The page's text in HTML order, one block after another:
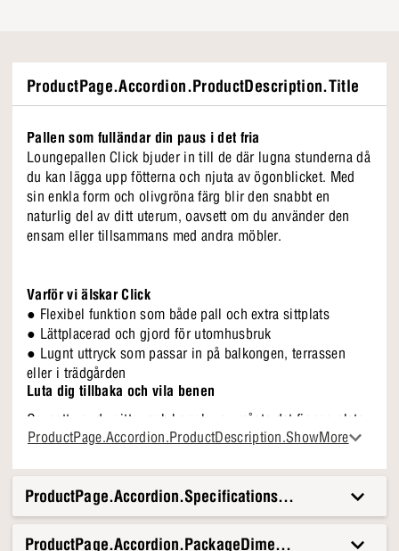
ProductPage.Accordion.ProductDescription.Title
Pallen som fulländar din paus i det fria
Loungepallen Click bjuder in till de där lugna stunderna då
du kan lägga upp fötterna och njuta av ögonblicket. Med
sin enkla form och olivgröna färg blir den snabbt en
naturlig del av ditt uterum, oavsett om du använder den
ensam eller tillsammans med andra möbler.
Varför vi älskar Click
● Flexibel funktion som både pall och extra sittplats
● Lättplacerad och gjord för utomhusbruk
● Lugnt uttryck som passar in på balkongen, terrassen
eller i trädgården
Click är en pall som du snabbt kommer att hitta plats för
och använda varje dag. Den ger dig ett lugnt tillskott till
din utomhusinredning där du kan finna ro och närvaro och
smälter naturligt in i både soliga hörn och skuggiga
platser. Det kommer att bli en plats du återvänder till om
och om igen.
Luta dig tillbaka och vila benen
Oavsett var du sitter och kopplar av måste det finnas plats
för dig att vila benen och verkligen koppla av i de
samtidigt som du får en underbar, inbjudande inredning på
terrassen.
ProductPage.Accordion.ProductDescription.ShowMore
ProductPage.Accordion.Specifications.Title